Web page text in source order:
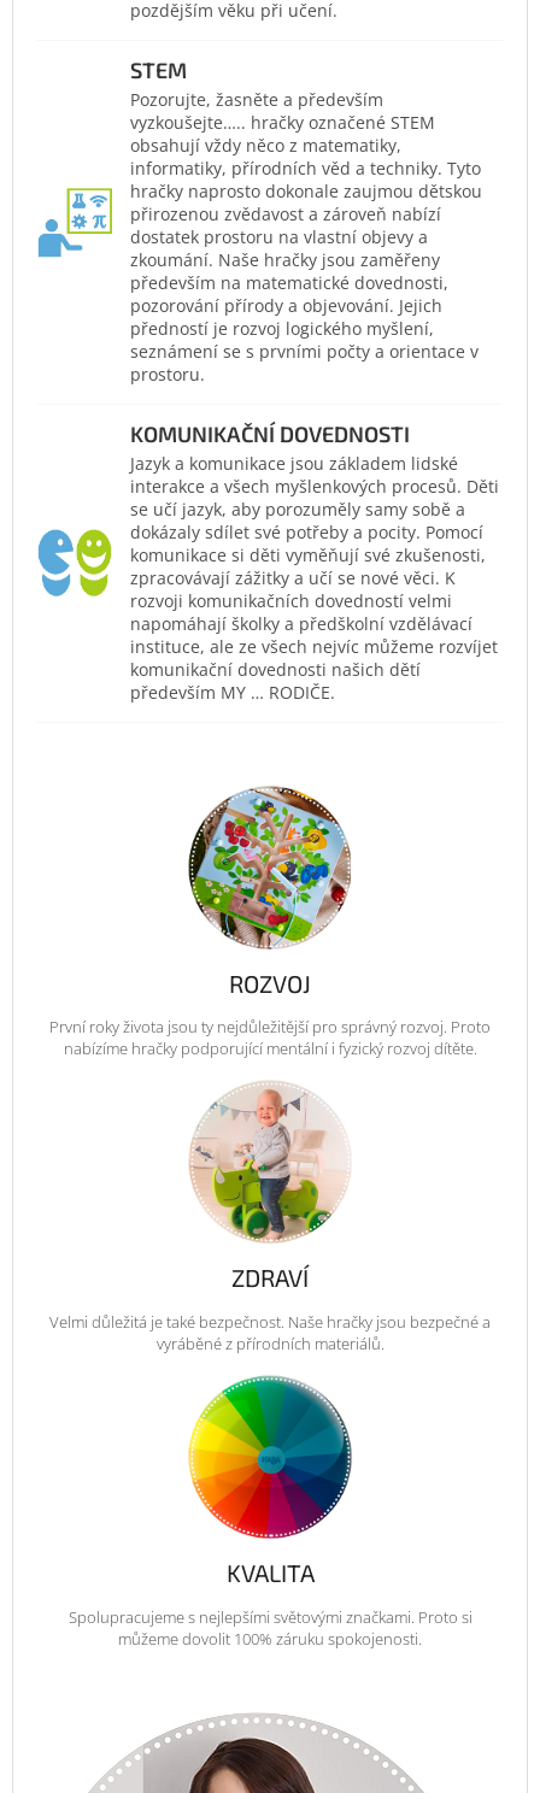
pozdějším věku při učení.
STEM
Pozorujte, žasněte a především
vyzkoušejte….. hračky označené STEM
obsahují vždy něco z matematiky,
informatiky, přírodních věd a techniky. Tyto
hračky naprosto dokonale zaujmou dětskou
přirozenou zvědavost a zároveň nabízí
dostatek prostoru na vlastní objevy a
zkoumání. Naše hračky jsou zaměřeny
především na matematické dovednosti,
pozorování přírody a objevování. Jejich
předností je rozvoj logického myšlení,
seznámení se s prvními počty a orientace v
prostoru.
KOMUNIKAČNÍ DOVEDNOSTI
Jazyk a komunikace jsou základem lidské
interakce a všech myšlenkových procesů. Děti
se učí jazyk, aby porozuměly samy sobě a
dokázaly sdílet své potřeby a pocity. Pomocí
komunikace si děti vyměňují své zkušenosti,
zpracovávají zážitky a učí se nové věci. K
rozvoji komunikačních dovedností velmi
napomáhají školky a předškolní vzdělávací
instituce, ale ze všech nejvíc můžeme rozvíjet
komunikační dovednosti našich dětí
především MY … RODIČE.
ROZVOJ
První roky života jsou ty nejdůležitější pro správný rozvoj. Proto
nabízíme hračky podporující mentální i fyzický rozvoj dítěte.
ZDRAVÍ
Velmi důležitá je také bezpečnost. Naše hračky jsou bezpečné a
vyráběné z přírodních materiálů.
KVALITA
Spolupracujeme s nejlepšími světovými značkami. Proto si
můžeme dovolit 100% záruku spokojenosti.